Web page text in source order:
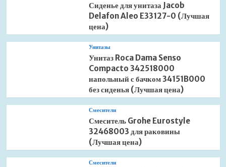
Сиденье для унитаза Jacob
Delafon Aleo E33127-0 (Лучшая
цена)
Унитазы
Унитаз Roca Dama Senso
Compacto 342518000
напольный с бачком 34151B000
без сиденья (Лучшая цена)
Смесители
Смеситель Grohe Eurostyle
32468003 для раковины
(Лучшая цена)
Смесители